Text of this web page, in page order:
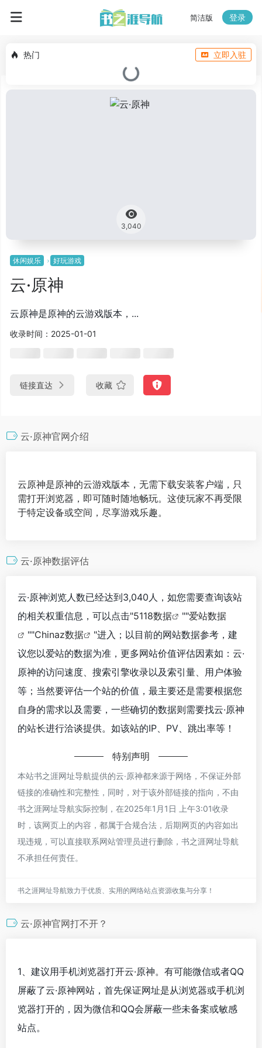
简洁版 登录
热门 立即入驻
3,040
休闲娱乐 好玩游戏
云·原神
云原神是原神的云游戏版本，...
收录时间：2025-01-01
链接直达 收藏
云·原神官网介绍
云原神是原神的云游戏版本，无需下载安装客户端，只
需打开浏览器，即可随时随地畅玩。这使玩家不再受限
于特定设备或空间，尽享游戏乐趣。
云·原神数据评估
云·原神浏览人数已经达到3,040人，如您需要查询该站
的相关权重信息，可以点击"5118数据 ""爱站数据
""Chinaz数据
"进入；以目前的网站数据参考，建
议您以爱站的数据为准，更多网站价值评估因素如：云·
原神的访问速度、搜索引擎收录以及索引量、用户体验
等；当然要评估一个站的价值，最主要还是需要根据您
自身的需求以及需要，一些确切的数据则需要找云·原神
的站长进行洽谈提供。如该站的IP、PV、跳出率等！
特别声明
本站书之涯网址导航提供的云·原神都来源于网络，不保证外部
链接的准确性和完整性，同时，对于该外部链接的指向，不由
书之涯网址导航实际控制，在2025年1月1日 上午3:01收录
时，该网页上的内容，都属于合规合法，后期网页的内容如出
现违规，可以直接联系网站管理员进行删除，书之涯网址导航
不承担任何责任。
书之涯网址导航致力于优质、实用的网络站点资源收集与分享！
云·原神官网打不开？
1、建议用手机浏览器打开云·原神。有可能微信或者QQ
屏蔽了云·原神网站，首先保证网址是从浏览器或手机浏
览器打开的，因为微信和QQ会屏蔽一些未备案或敏感
站点。